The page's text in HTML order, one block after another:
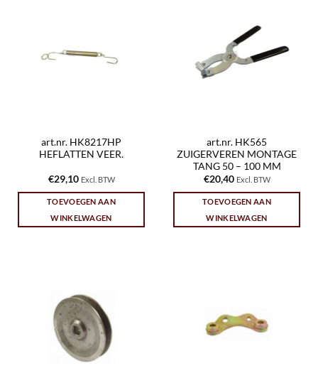
art.nr. HK8217HP
HEFLATTEN VEER.
€29,10 Excl. BTW
TOEVOEGEN AAN
WINKELWAGEN
art.nr. HK565
ZUIGERVEREN MONTAGE
TANG 50 – 100 MM
€20,40 Excl. BTW
TOEVOEGEN AAN
WINKELWAGEN